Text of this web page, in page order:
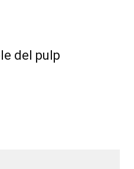
del pulp